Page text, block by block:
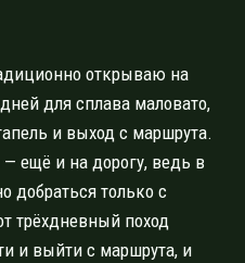
открываю на
для сплава маловато,
и выход с маршрута.
ещё и на дорогу, ведь в
только с
трёхдневный поход
и выйти с маршрута, и